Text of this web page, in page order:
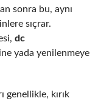
sonra bu, aynı
sıçrar.
dc
yada yenilenmeye
genellikle, kırık